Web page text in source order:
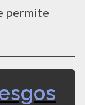
permite